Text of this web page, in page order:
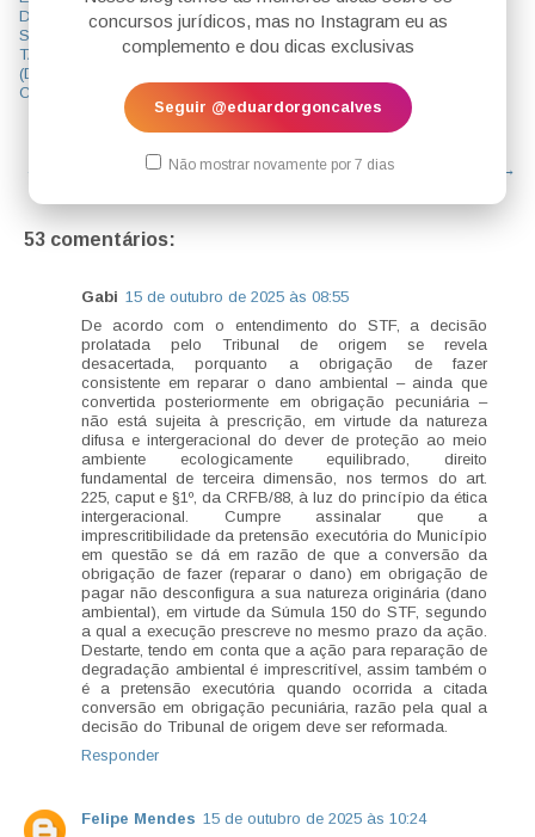
concursos jurídicos, mas no Instagram eu as
complemento e dou dicas exclusivas
Seguir @eduardorgoncalves
Não mostrar novamente por 7 dias
DA
SUPERQUAR
TA 09/2025
(DIREITO
CIVIL)
COLETIVOS
AMBIENTAIS
IVO) E
QUESTÃO DA
SUPERQUAR
AMBIENTAL)
← Postagem mais recente Postagem mais antiga →
Página inicial
53 comentários:
Gabi 15 de outubro de 2025 às 08:55
De acordo com o entendimento do STF, a decisão
prolatada pelo Tribunal de origem se revela
desacertada, porquanto a obrigação de fazer
consistente em reparar o dano ambiental – ainda que
convertida posteriormente em obrigação pecuniária –
não está sujeita à prescrição, em virtude da natureza
difusa e intergeracional do dever de proteção ao meio
ambiente ecologicamente equilibrado, direito
fundamental de terceira dimensão, nos termos do art.
225, caput e §1º, da CRFB/88, à luz do princípio da ética
intergeracional. Cumpre assinalar que a
imprescritibilidade da pretensão executória do Município
em questão se dá em razão de que a conversão da
obrigação de fazer (reparar o dano) em obrigação de
pagar não desconfigura a sua natureza originária (dano
ambiental), em virtude da Súmula 150 do STF, segundo
a qual a execução prescreve no mesmo prazo da ação.
Destarte, tendo em conta que a ação para reparação de
degradação ambiental é imprescritível, assim também o
é a pretensão executória quando ocorrida a citada
conversão em obrigação pecuniária, razão pela qual a
decisão do Tribunal de origem deve ser reformada.
Responder
Felipe Mendes 15 de outubro de 2025 às 10:24